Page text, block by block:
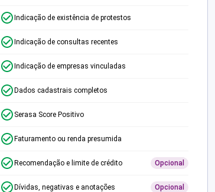
Indicação de existência de protestos
Indicação de consultas recentes
Indicação de empresas vinculadas
Dados cadastrais completos
Serasa Score Positivo
Faturamento ou renda presumida
Recomendação e limite de crédito Opcional
Dívidas, negativas e anotações Opcional